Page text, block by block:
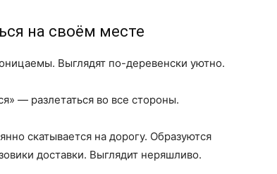
на своём месте
Выглядят по-деревенски уютно.
— разлетаться во все стороны.
скатывается на дорогу. Образуются
доставки. Выглядит неряшливо.